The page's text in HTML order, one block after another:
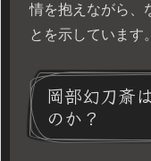
情を抱えながら、
とを示しています。
岡部幻刀斎
のか？